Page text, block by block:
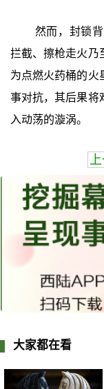
然而，封锁
拦截、擦枪走火乃
为点燃火药桶的火
事对抗，其后果将
入动荡的漩涡。
大家都在看